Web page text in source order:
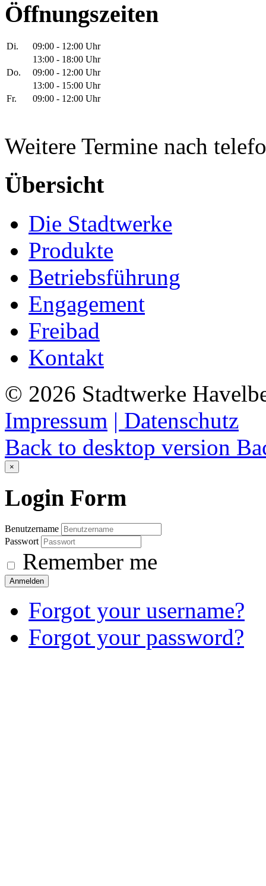
Öffnungszeiten
Di.
09:00 - 12:00 Uhr
13:00 - 18:00 Uhr
Do.
09:00 - 12:00 Uhr
13:00 - 15:00 Uhr
Fr.
09:00 - 12:00 Uhr
Weitere Termine nach
Übersicht
Die Stadtwerke
Produkte
Betriebsführung
Engagement
Freibad
Kontakt
© 2026 Stadtwerke
Impressum | Datenschutz
Back to desktop version
×
Login Form
Benutzername
Passwort
Remember me
Anmelden
Forgot your username?
Forgot your password?